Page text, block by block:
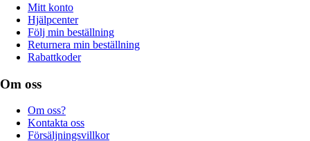
Mitt konto
Hjälpcenter
Följ min beställning
Returnera min beställning
Rabattkoder
Om oss
Om oss?
Kontakta oss
Försäljningsvillkor